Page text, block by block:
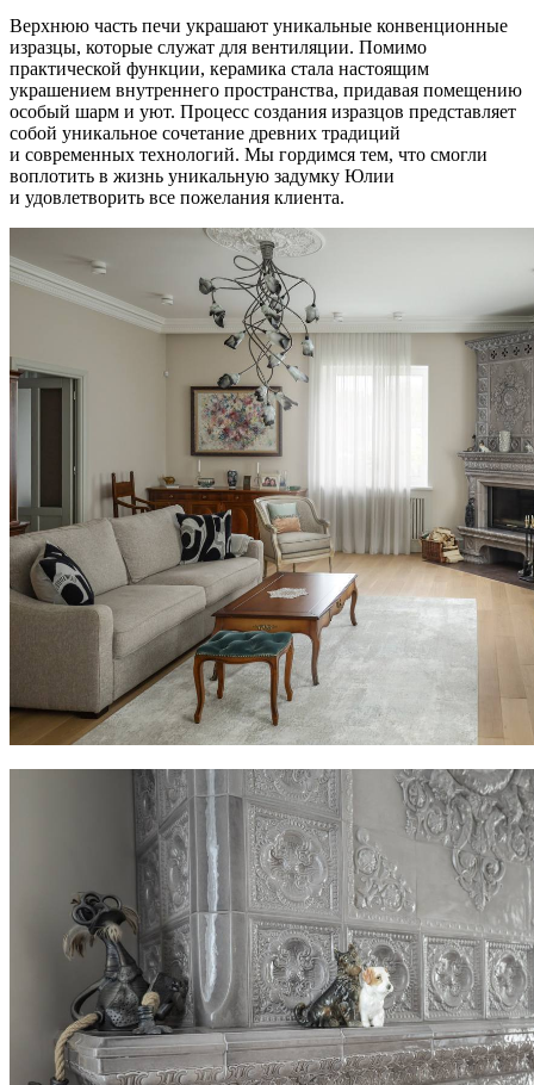
Верхнюю часть печи украшают уникальные конвенционные
изразцы, которые служат для вентиляции. Помимо
практической функции, керамика стала настоящим
украшением внутреннего пространства, придавая помещению
особый шарм и уют. Процесс создания изразцов представляет
собой уникальное сочетание древних традиций
и современных технологий. Мы гордимся тем, что смогли
воплотить в жизнь уникальную задумку Юлии
и удовлетворить все пожелания клиента.